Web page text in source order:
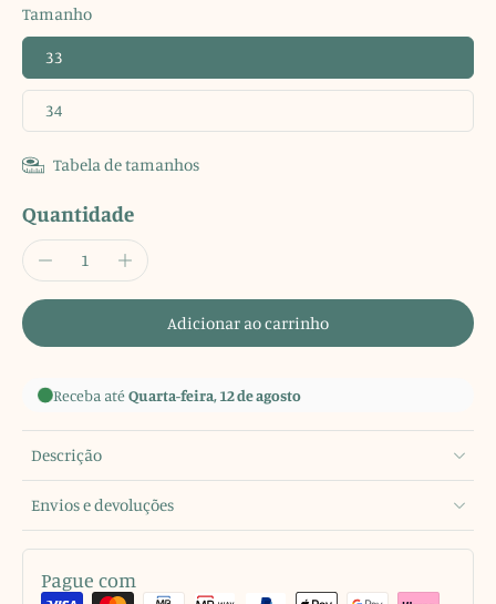
Tamanho
33
34
Tabela de tamanhos
Quantidade
Adicionar ao carrinho
Receba atéQuarta-feira, 12 de agosto
Descrição
Envios e devoluções
Pague com